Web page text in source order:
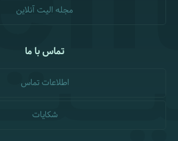
مجله الیت آنلاین
تماس با ما
اطلاعات تماس
شکایات